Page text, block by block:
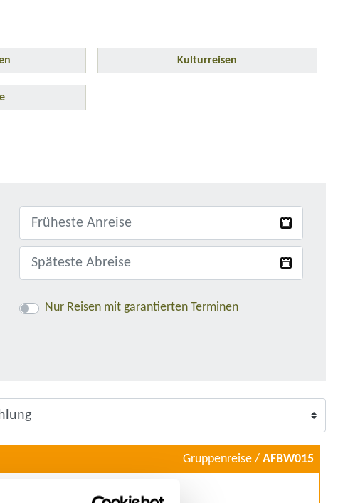
Kulturreisen
Nur Reisen mit garantierten Terminen
Gruppenreise / AFBW015
WASSERFÄLLE